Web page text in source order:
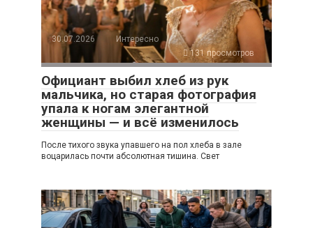
30.07.2026
Интересно
131 просмотров
Официант выбил хлеб из рук
мальчика, но старая фотография
упала к ногам элегантной
женщины — и всё изменилось
После тихого звука упавшего на пол хлеба в зале
воцарилась почти абсолютная тишина. Свет